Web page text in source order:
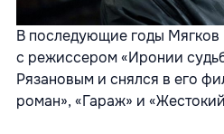
В последующие годы Мягков
с режиссером «Иронии
Рязановым и снялся в его
роман», «Гараж» и